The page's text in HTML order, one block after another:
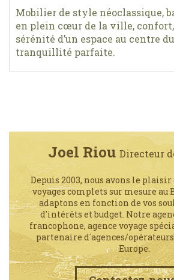
Mobilier de style néoclassique,
en plein cœur de la ville,
sérénité d’un espace au centre
tranquillité parfaite.
Joel Riou Directeur
Depuis 2003, nous avons le
voyages complets sur mesure au
adaptons en fonction de vos
d'intérêts et budget. Notre
francophone, agence voyage
partenaire d´agences/
Europe.